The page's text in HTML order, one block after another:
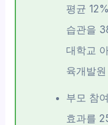
평균
습관을
대학교
육개발
부모 참
효과를